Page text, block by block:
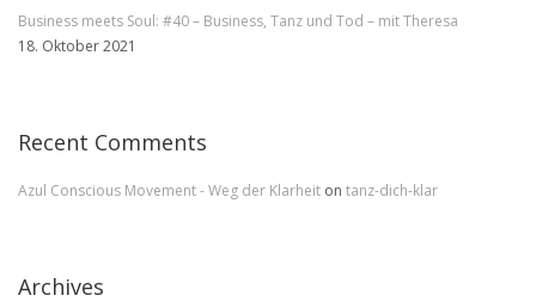
Business meets Soul: #40 – Business, Tanz und Tod – mit Theresa
18. Oktober 2021
Recent Comments
Azul Conscious Movement - Weg der Klarheit on tanz-dich-klar
Archives